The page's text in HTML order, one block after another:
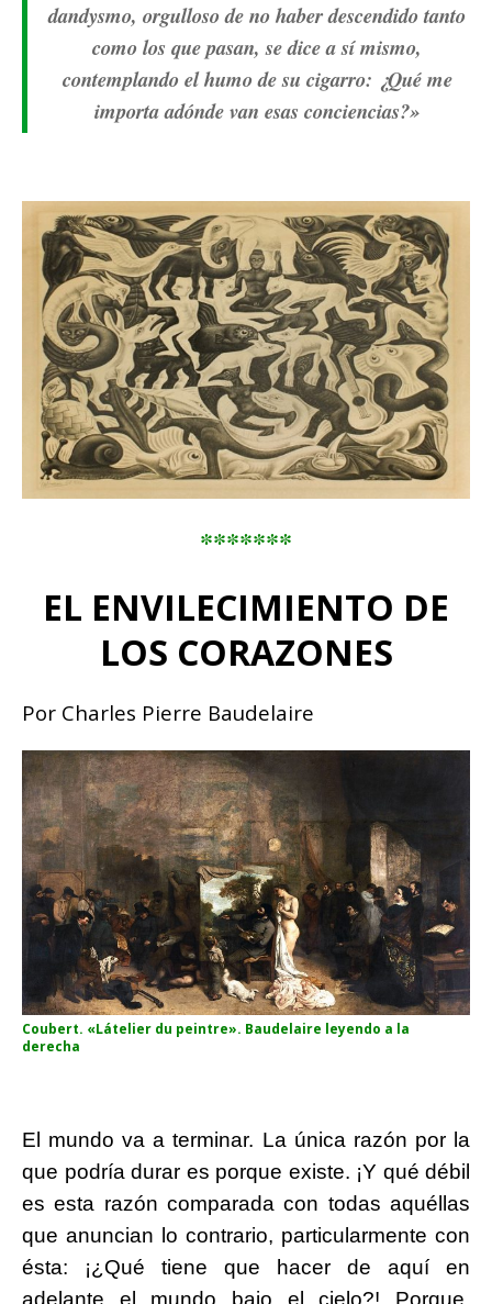
dandysmo, orgulloso de no haber descendido tanto
como los que pasan, se dice a sí mismo,
contemplando el humo de su cigarro: ¿Qué me
importa adónde van esas conciencias?»
*******
EL ENVILECIMIENTO DE
LOS CORAZONES
Por Charles Pierre Baudelaire
Coubert. «Látelier du peintre». Baudelaire leyendo a la
derecha
El mundo va a terminar. La única razón por la
que podría durar es porque existe. ¡Y qué débil
es esta razón comparada con todas aquéllas
que anuncian lo contrario, particularmente con
ésta: ¡¿Qué tiene que hacer de aquí en
adelante el mundo bajo el cielo?! Porque,